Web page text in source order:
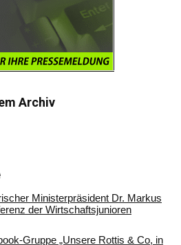
Archiv
Ministerpräsident Dr. Markus
der Wirtschaftsjunioren
Gruppe „Unsere Rottis & Co, in